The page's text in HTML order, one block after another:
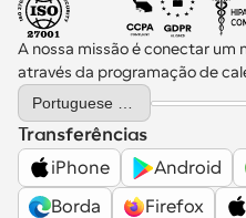
A nossa missão é conectar um
através da programação de
Select Language
Transferências
iPhone
Android
Borda
Firefox